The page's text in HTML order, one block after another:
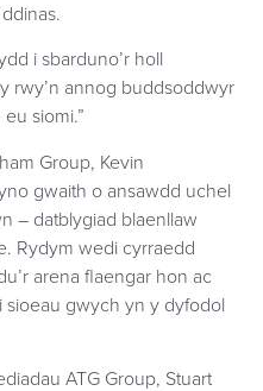
i sbarduno’r holl
rwy’n annog buddsoddwyr
siomi.”
Group, Kevin
gwaith o ansawdd uchel
– datblygiad blaenllaw
Rydym wedi cyrraedd
arena flaengar hon ac
sioeau gwych yn y dyfodol
ATG Group, Stuart